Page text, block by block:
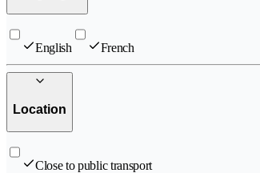
English French
Location
Close to public transport